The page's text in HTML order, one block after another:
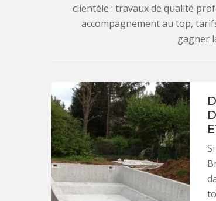
clientèle : travaux de qualité
accompagnement au top,
gagner